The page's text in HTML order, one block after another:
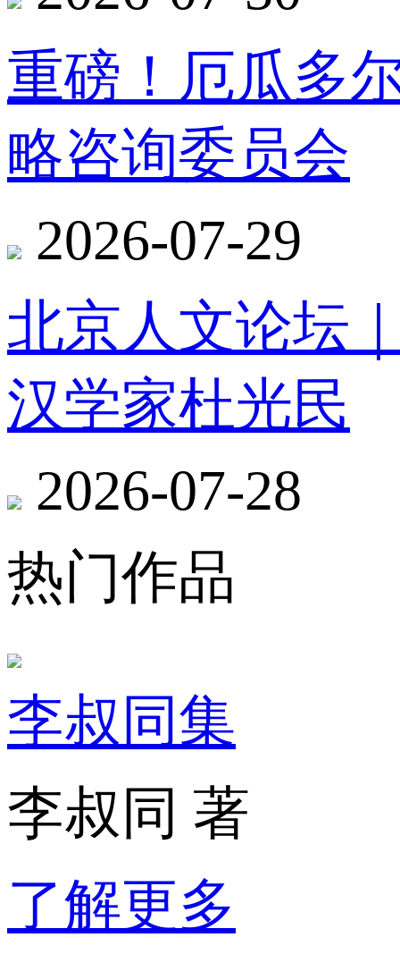
重磅！厄瓜多
略咨询委员会
2026-07-29
北京人文论坛
汉学家杜光民
2026-07-28
热门作品
李叔同集
李叔同 著
了解更多